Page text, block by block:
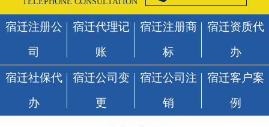
宿迁公司变更
宿迁客户案例
宿迁注册公
司
宿迁代理记
账
宿迁注册商
标
宿迁资质代
办
宿迁社保代
办
宿迁公司变
更
宿迁公司注
销
宿迁客户案
例